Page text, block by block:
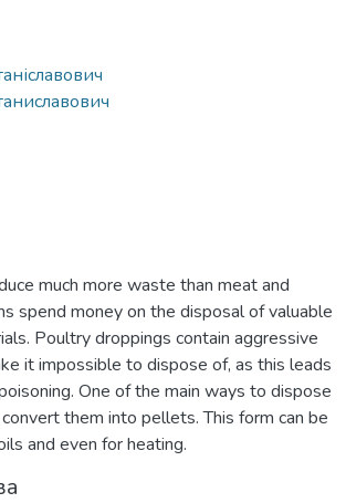
much more waste than meat and
spend money on the disposal of valuable
Poultry droppings contain aggressive
it impossible to dispose of, as this leads
One of the main ways to dispose
them into pellets. This form can be
and even for heating.